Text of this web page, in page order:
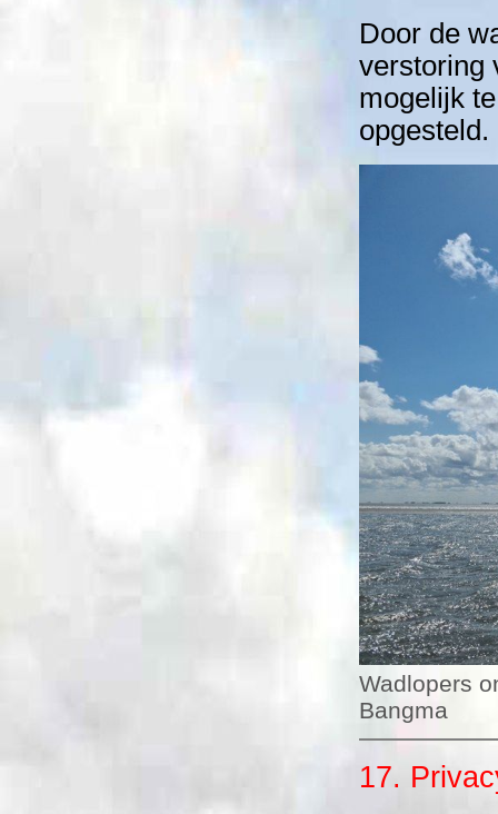
Door de
verstoring
mogelijk
opgesteld.
Wadlopers
Bangma
17.